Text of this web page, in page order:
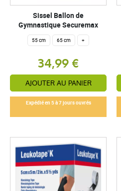
Sissel Ballon de
Gymnastique Securemax
55 cm 65 cm +
34,99 €
AJOUTER AU PANIER
Expédié en 5 à 7 jours ouvrés